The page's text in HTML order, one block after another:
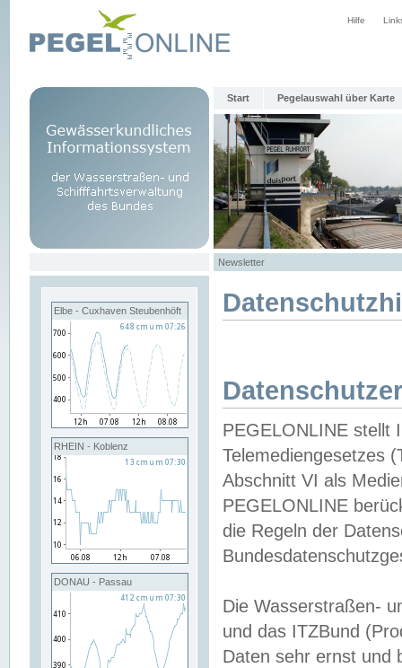
Hilfe
Start Pegelauswahl über Karte
Newsletter
Elbe - Cuxhaven Steubenhöft
RHEIN - Koblenz
DONAU - Passau
PEGELONLINE stellt
Telemediengesetzes
Abschnitt VI als
PEGELONLINE
die Regeln der
Die Wasserstraßen-
und das ITZBund
Daten sehr ernst und